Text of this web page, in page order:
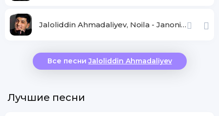
Jaloliddin Ahmadaliyev, Noila - Janonim
Все песниJaloliddin Ahmadaliyev
Лучшие песни